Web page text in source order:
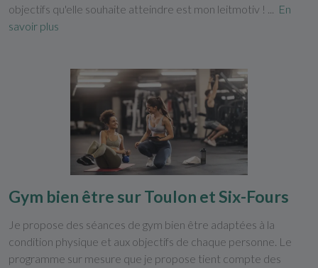
objectifs qu'elle souhaite atteindre est mon leitmotiv ! ...
En
savoir plus
Gym bien être sur Toulon et Six-Fours
Je propose des séances de gym bien être adaptées à la
condition physique et aux objectifs de chaque personne. Le
programme sur mesure que je propose tient compte des